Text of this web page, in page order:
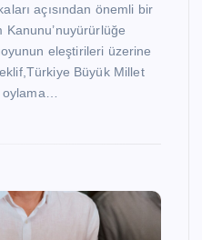
açısından önemli bir
Kanunu’nuyürürlüğe
eleştirileri üzerine
Büyük Millet